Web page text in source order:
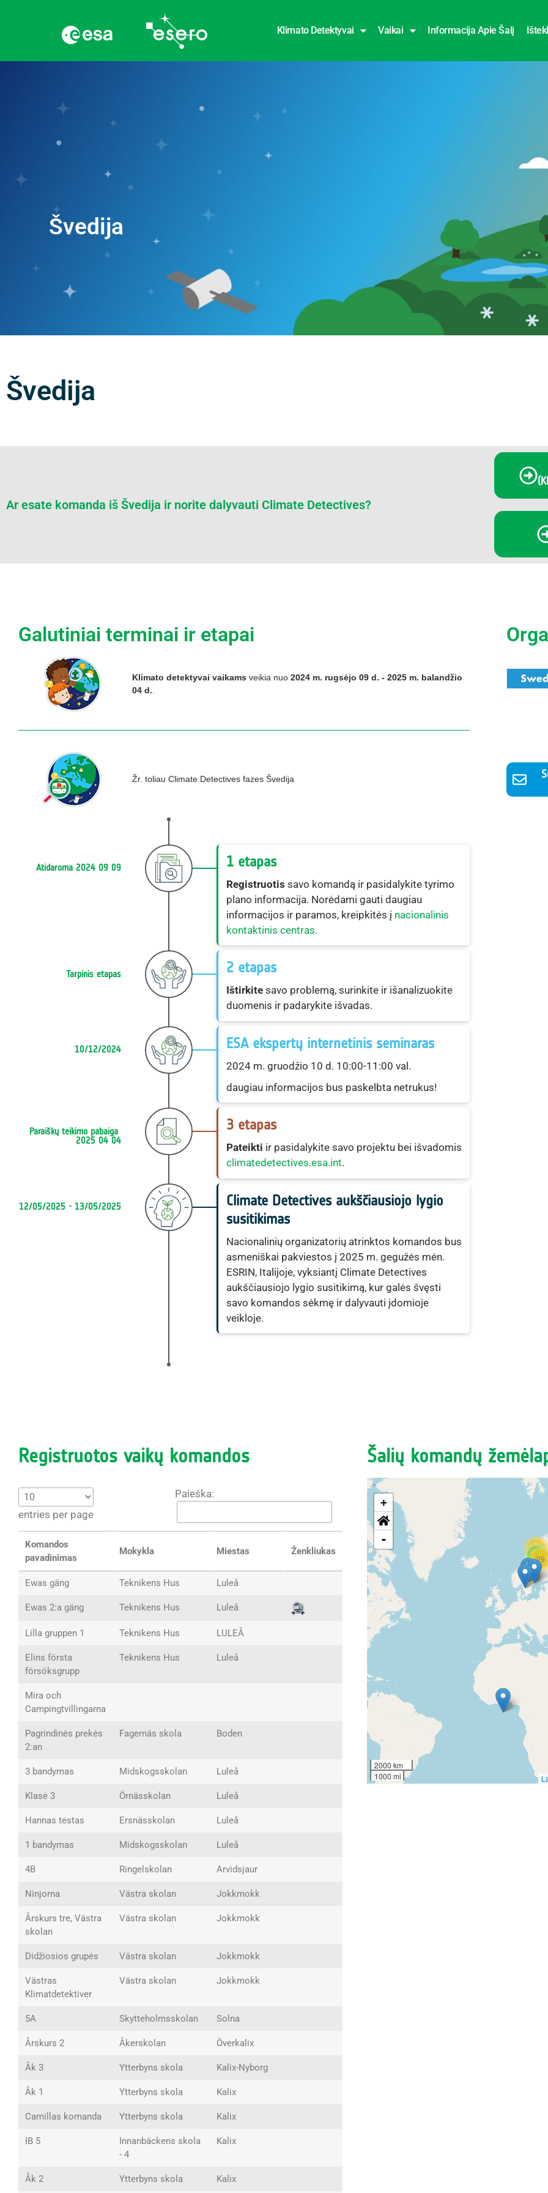
Klimato Detektyvai Vaikai Informacija Apie Šalį
Švedija
Švedija
Ar esate komanda iš Švedija ir norite dalyvauti Climate Detectives?
Galutiniai terminai ir etapai
Klimato detektyvai vaikams veikia nuo 2024 m. rugsėjo 09 d. - 2025 m. balandžio
04 d.
Žr. toliau Climate Detectives fazes Švedija
Atidaroma 2024 09 09 1 etapas
Registruotis savo komandą ir pasidalykite tyrimo
plano informacija. Norėdami gauti daugiau
informacijos ir paramos, kreipkitės į nacionalinis
kontaktinis centras.
Tarpinis etapas 2 etapas
Ištirkite savo problemą, surinkite ir išanalizuokite
duomenis ir padarykite išvadas.
10/12/2024 ESA ekspertų internetinis seminaras
2024 m. gruodžio 10 d. 10:00-11:00 val.
daugiau informacijos bus paskelbta netrukus!
Paraiškų teikimo pabaiga
2025 04 04
3 etapas
Pateikti ir pasidalykite savo projektu bei išvadomis
climatedetectives.esa.int.
12/05/2025 - 13/05/2025
Climate Detectives aukščiausiojo lygio
susitikimas
Nacionalinių organizatorių atrinktos komandos bus
asmeniškai pakviestos į 2025 m. gegužės mėn.
ESRIN, Italijoje, vyksiantį Climate Detectives
aukščiausiojo lygio susitikimą, kur galės švęsti
savo komandos sėkmę ir dalyvauti įdomioje
veikloje.
Registruotos vaikų komandos
entries per page
Paieška:
Komandos
pavadinimas
Mokykla Miestas Ženkliukas
Ewas gäng Teknikens Hus Luleå
Ewas 2:a gäng Teknikens Hus Luleå
Lilla gruppen 1 Teknikens Hus LULEÅ
Elins första
försöksgrupp
Teknikens Hus Luleå
Mira och
Campingtvillingarna
Pagrindinės prekės
2:an
Fagernäs skola Boden
3 bandymas Midskogsskolan Luleå
Klasė 3 Örnässkolan Luleå
Hannas testas Ersnässkolan Luleå
1 bandymas Midskogsskolan Luleå
4B Ringelskolan Arvidsjaur
Ninjorna Västra skolan Jokkmokk
Årskurs tre, Västra
skolan
Västra skolan Jokkmokk
Didžiosios grupės Västra skolan Jokkmokk
Västras
Klimatdetektiver
Västra skolan Jokkmokk
5A Skytteholmsskolan Solna
Årskurs 2 Åkerskolan Överkalix
Åk 3 Ytterbyns skola Kalix-Nyborg
Åk 1 Ytterbyns skola Kalix
Camillas komanda Ytterbyns skola Kalix
IB 5
Innanbäckens skola
- 4
Kalix
Åk 2 Ytterbyns skola Kalix
Šalių komandų
21
429
+
-
2000 km
1000 mi